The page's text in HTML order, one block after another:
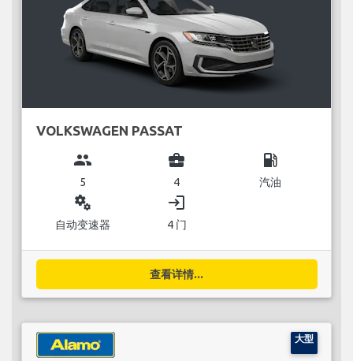
VOLKSWAGEN PASSAT
group
5
business_center
4
local_gas_station
汽油
miscellaneous_services
自动变速器
login
4 门
查看详情...
大型